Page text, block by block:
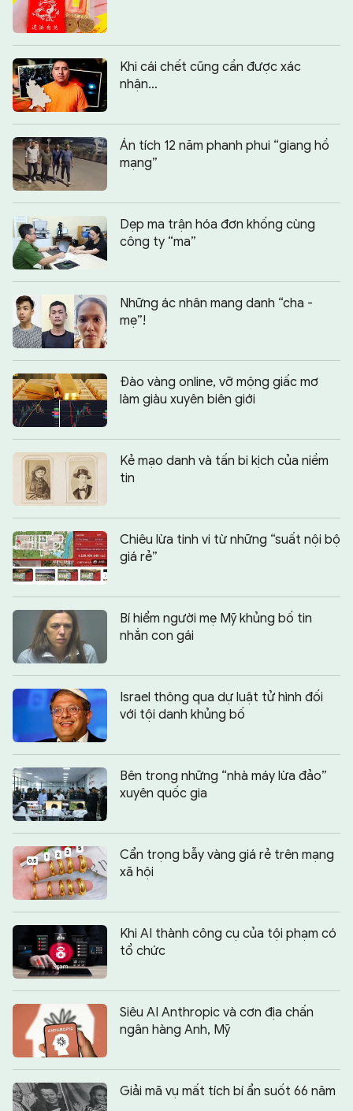
Khi cái chết cũng cần được xác
nhận…
Án tích 12 năm phanh phui “giang hồ
mạng”
Dẹp ma trận hóa đơn khống cùng
công ty “ma”
Những ác nhân mang danh “cha -
mẹ”!
Đào vàng online, vỡ mộng giấc mơ
làm giàu xuyên biên giới
Kẻ mạo danh và tấn bi kịch của niềm
tin
Chiêu lừa tinh vi từ những “suất nội bộ
giá rẻ”
Bí hiểm người mẹ Mỹ khủng bố tin
nhắn con gái
Israel thông qua dự luật tử hình đối
với tội danh khủng bố
Bên trong những “nhà máy lừa đảo”
xuyên quốc gia
Cẩn trọng bẫy vàng giá rẻ trên mạng
xã hội
Khi AI thành công cụ của tội phạm có
tổ chức
Siêu AI Anthropic và cơn địa chấn
ngân hàng Anh, Mỹ
Giải mã vụ mất tích bí ẩn suốt 66 năm